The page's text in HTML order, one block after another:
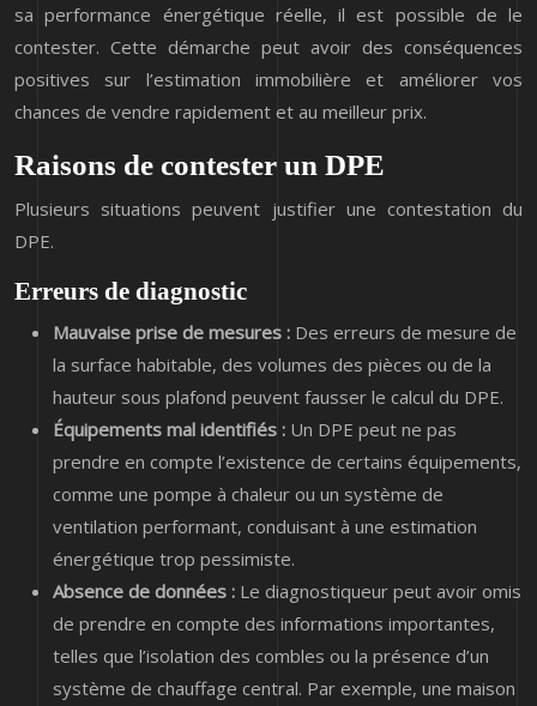
sa performance énergétique réelle, il est possible de le
contester. Cette démarche peut avoir des conséquences
positives sur l’estimation immobilière et améliorer vos
chances de vendre rapidement et au meilleur prix.
Raisons de contester un DPE
Plusieurs situations peuvent justifier une contestation du
DPE.
Erreurs de diagnostic
Mauvaise prise de mesures : Des erreurs de mesure de
la surface habitable, des volumes des pièces ou de la
hauteur sous plafond peuvent fausser le calcul du DPE.
Équipements mal identifiés : Un DPE peut ne pas
prendre en compte l’existence de certains équipements,
comme une pompe à chaleur ou un système de
ventilation performant, conduisant à une estimation
énergétique trop pessimiste.
Absence de données : Le diagnostiqueur peut avoir omis
de prendre en compte des informations importantes,
telles que l’isolation des combles ou la présence d’un
système de chauffage central. Par exemple, une maison